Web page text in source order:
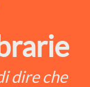
dire che